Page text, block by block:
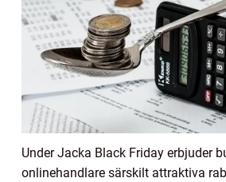
Under Jacka Black Friday erbjuder
onlinehandlare särskilt attraktiva